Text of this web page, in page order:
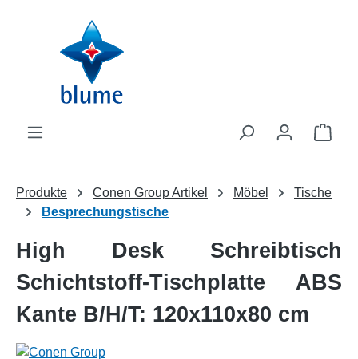
Zum Hauptinhalt springen
Produkte Conen Group Artikel Möbel
Tische
Besprechungstische
High Desk Schreibtisch
Schichtstoff-Tischplatte ABS
Kante B/H/T: 120x110x80 cm